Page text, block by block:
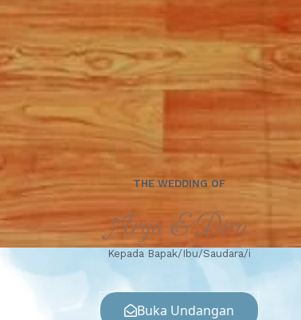
menjadi bagian dari hari istimewa kami.
00
Days
00
Hours Minutes
00
Sabtu, 14 September 2024
THE WEDDING OF
Arga & Dira
Kepada Bapak/Ibu/Saudara/i
Buka Undangan